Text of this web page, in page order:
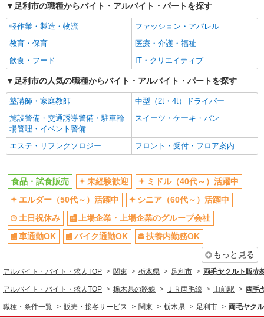
土日祝休み
上場企業・上場企業のグループ会
社
車通勤OK
バイク通勤OK
扶養内勤務OK
副業・WワークOK
社員登用あり
同じ職種から求人を探す
販売・接客サービス
食品・試食販売
同じ特徴から求人を探す
未経験歓迎
ミドル（40代～）活躍中
土日祝休み
上場企業・上場企業のグループ会
社
車通勤OK
扶養内勤務OK
副業・WワークOK
社員登用あり
足利市の職種からバイト・アルバイト・パートを探す
軽作業・製造・物流
ファッション・アパレル
教育・保育
医療・介護・福祉
飲食・フード
IT・クリエイティブ
足利市の人気の職種からバイト・アルバイト・パートを探す
塾講師・家庭教師
中型（2t・4t）ドライバー
施設警備・交通誘導警備・駐車輪
場管理・イベント警備
スイーツ・ケーキ・パン
エステ・リフレクソロジー フロント・受付・フロア案内
食品・試食販売 未経験歓迎
ミドル（40代～）活躍中
エルダー（50代～）活躍中
シニア（60代～）活躍中
土日祝休み
上場企業・上場企業のグループ会社
車通勤OK
バイク通勤OK
扶養内勤務OK
もっと見る
アルバイト・バイト・求人TOP 関東 栃木県 足利市 両毛ヤクルト販売
アルバイト・バイト・求人TOP 栃木県の路線 ＪＲ両毛線 山前駅 両毛
職種・条件一覧 販売・接客サービス 関東 栃木県 足利市 両毛ヤク